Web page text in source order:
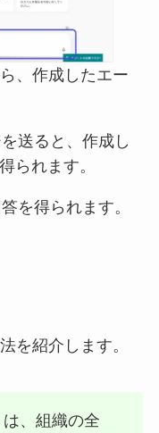
、作成したエー
送ると、作成し
られます。
を得られます。
を紹介します。
、組織の全